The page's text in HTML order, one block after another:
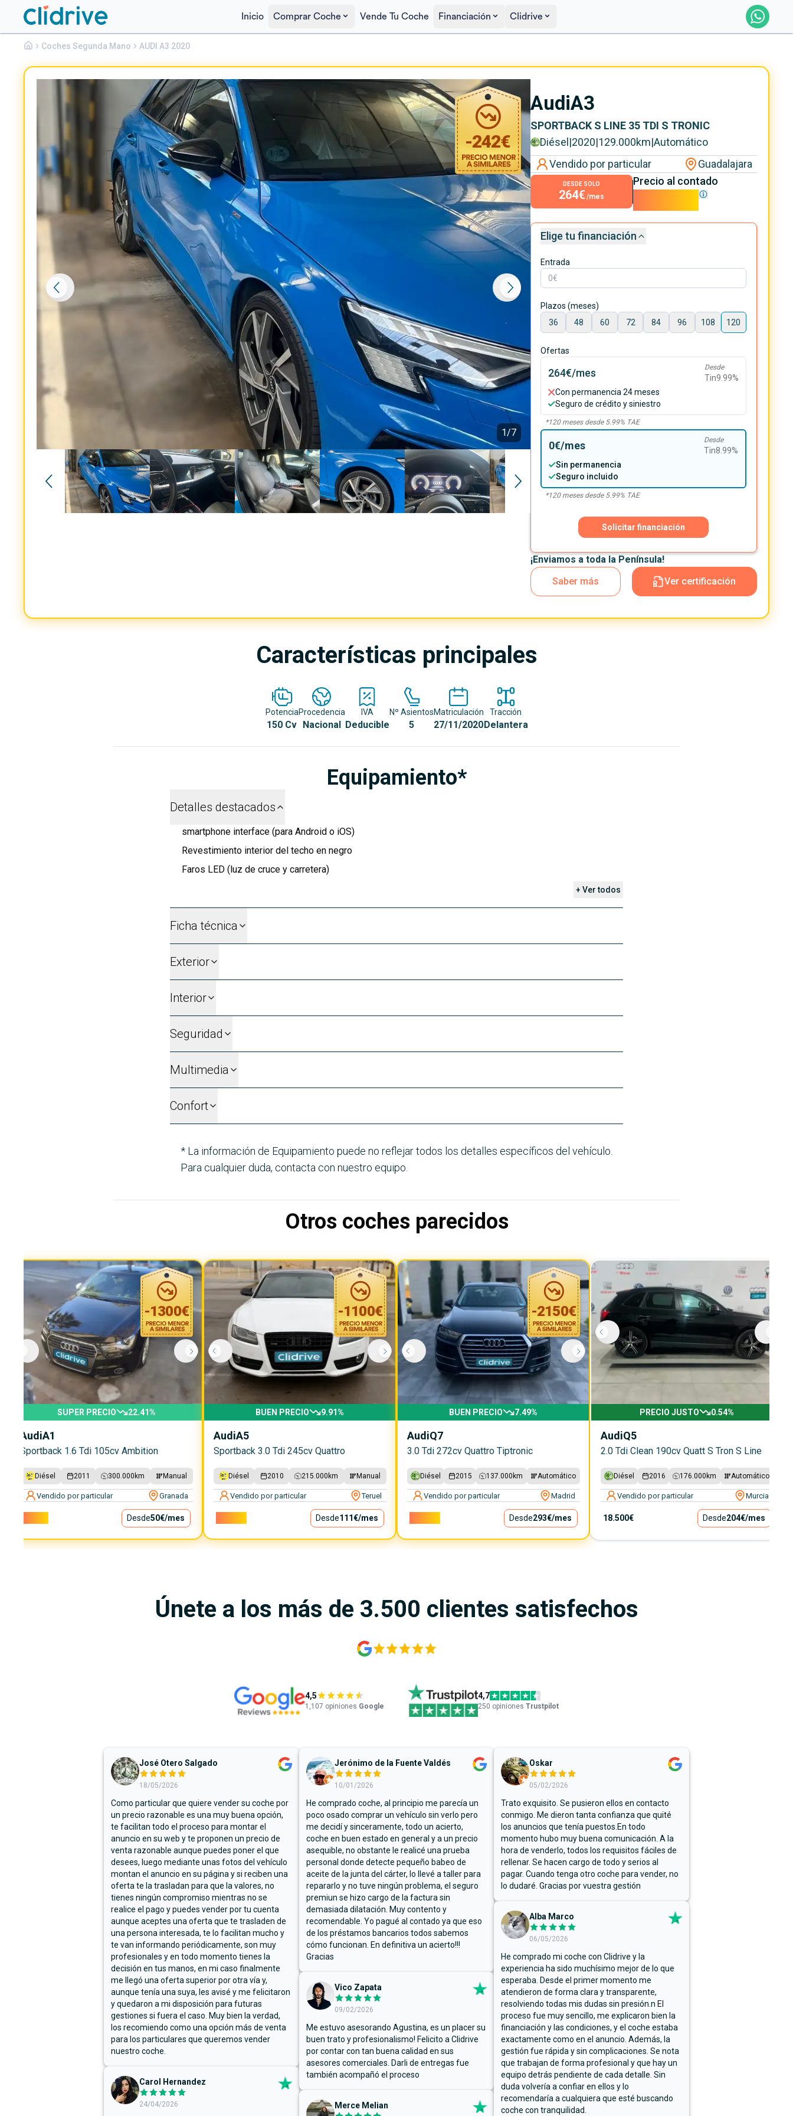
Inicio Comprar Coche Vende Tu Coche Financiación Clidrive
Coches Segunda Mano AUDI A3 2020
1/7
-242€
AudiA3
SPORTBACK S LINE 35 TDI S TRONIC
23.950€
AudiA3
SPORTBACK S LINE 35 TDI S TRONIC
Diésel|2020|129.000km|Automático
Vendido por particular
Guadalajara
DESDE SOLO
264€ /mes
Precio al contado
23.950€
Elige tu financiación
Entrada
Plazos (meses)
36
48 60 72 84 96 108 120
Ofertas
264€/mes Desde
Tin9.99%
Con permanencia 24 meses
Seguro de crédito y siniestro
*120meses desde 5.99% TAE
0€/mes Desde
Tin8.99%
Sin permanencia
Seguro incluido
*120meses desde 5.99% TAE
Solicitar financiación
¡Enviamos a toda la Península!
Saber más
Ver certificación
Características principales
Potencia
150 Cv
Procedencia
Nacional
IVA
Deducible
Nº Asientos
5
Matriculación
27/11/2020
Tracción
Delantera
Equipamiento*
Detalles destacados
smartphone interface (para Android o iOS)
Revestimiento interior del techo en negro
Faros LED (luz de cruce y carretera)
+ Ver todos
Ficha técnica
Exterior
Interior
Seguridad
Multimedia
Confort
* La información de Equipamiento puede no reflejar todos los detalles específicos del vehículo.
Para cualquier duda, contacta con nuestro equipo.
Otros coches parecidos
-1300€
SUPER PRECIO 22.41%
AudiA1
Sportback 1.6 Tdi 105cv Ambition
Diésel 2011 300.000 km Manual
Vendido por particular Granada
Desde50€/mes
-1100€
BUEN PRECIO 9.91%
AudiA5
Sportback 3.0 Tdi 245cv Quattro
Diésel 2010 215.000 km Manual
Vendido por particular Teruel
Desde111€/mes
-2150€
BUEN PRECIO 7.49%
AudiQ7
3.0 Tdi 272cv Quattro Tiptronic
Diésel 2015 137.000 km Automático
Vendido por particular Madrid
Desde293€/mes
PRECIO JUSTO 0.54%
AudiQ5
2.0 Tdi Clean 190cv Quatt S Tron S Line
Diésel 2016 176.000 km Automático
Vendido por particular Murcia
18.500€ Desde204€/mes
Únete a los más de 3.500 clientes satisfechos
4,5
1,107 opiniones Google
4,7
250 opiniones Trustpilot
José Otero Salgado
18/05/2026
Como particular que quiere vender su coche por
un precio razonable es una muy buena opción,
te facilitan todo el proceso para montar el
anuncio en su web y te proponen un precio de
venta razonable aunque puedes poner el que
desees, luego mediante unas fotos del vehículo
montan el anuncio en su página y si reciben una
oferta te la trasladan para que la valores, no
tienes ningún compromiso mientras no se
realice el pago y puedes vender por tu cuenta
aunque aceptes una oferta que te trasladen de
una persona interesada, te lo facilitan mucho y
te van informando periódicamente, son muy
profesionales y en todo momento tienes la
decisión en tus manos, en mi caso finalmente
me llegó una oferta superior por otra vía y,
aunque tenía una suya, les avisé y me felicitaron
y quedaron a mi disposición para futuras
gestiones si fuera el caso. Muy bien la verdad,
los recomiendo como una opción más de venta
para los particulares que queremos vender
nuestro coche.
Carol Hernandez
24/04/2026
Jerónimo de la Fuente Valdés
10/01/2026
He comprado coche, al principio me parecía un
poco osado comprar un vehículo sin verlo pero
me decidí y sinceramente, todo un acierto,
coche en buen estado en general y a un precio
asequible, no obstante le realicé una prueba
personal donde detecte pequeño babeo de
aceite de la junta del cárter, lo llevé a taller para
repararlo y no tuve ningún problema, el seguro
premiun se hizo cargo de la factura sin
demasiada dilatación. Muy contento y
recomendable. Yo pagué al contado ya que eso
de los préstamos bancarios todos sabemos
cómo funcionan. En definitiva un acierto!!!
Gracias
Vico Zapata
09/02/2026
Me estuvo asesorando Agustina, es un placer su
buen trato y profesionalismo! Felicito a Clidrive
por contar con tan buena calidad en sus
asesores comerciales. Darli de entregas fue
también acompañó el proceso
Merce Melian
Oskar
05/02/2026
Trato exquisito. Se pusieron ellos en contacto
conmigo. Me dieron tanta confianza que quité
los anuncios que tenía puestos.En todo
momento hubo muy buena comunicación. A la
hora de venderlo, todos los requisitos fáciles de
rellenar. Se hacen cargo de todo y serios al
pagar. Cuando tenga otro coche para vender, no
lo dudaré. Gracias por vuestra gestión
Alba Marco
06/05/2026
He comprado mi coche con Clidrive y la
experiencia ha sido muchísimo mejor de lo que
esperaba. Desde el primer momento me
atendieron de forma clara y transparente,
resolviendo todas mis dudas sin presión.n El
proceso fue muy sencillo, me explicaron bien la
financiación y las condiciones, y el coche estaba
exactamente como en el anuncio. Además, la
gestión fue rápida y sin complicaciones. Se nota
que trabajan de forma profesional y que hay un
equipo detrás pendiente de cada detalle. Sin
duda volvería a confiar en ellos y lo
recomendaría a cualquiera que esté buscando
coche con tranquilidad.